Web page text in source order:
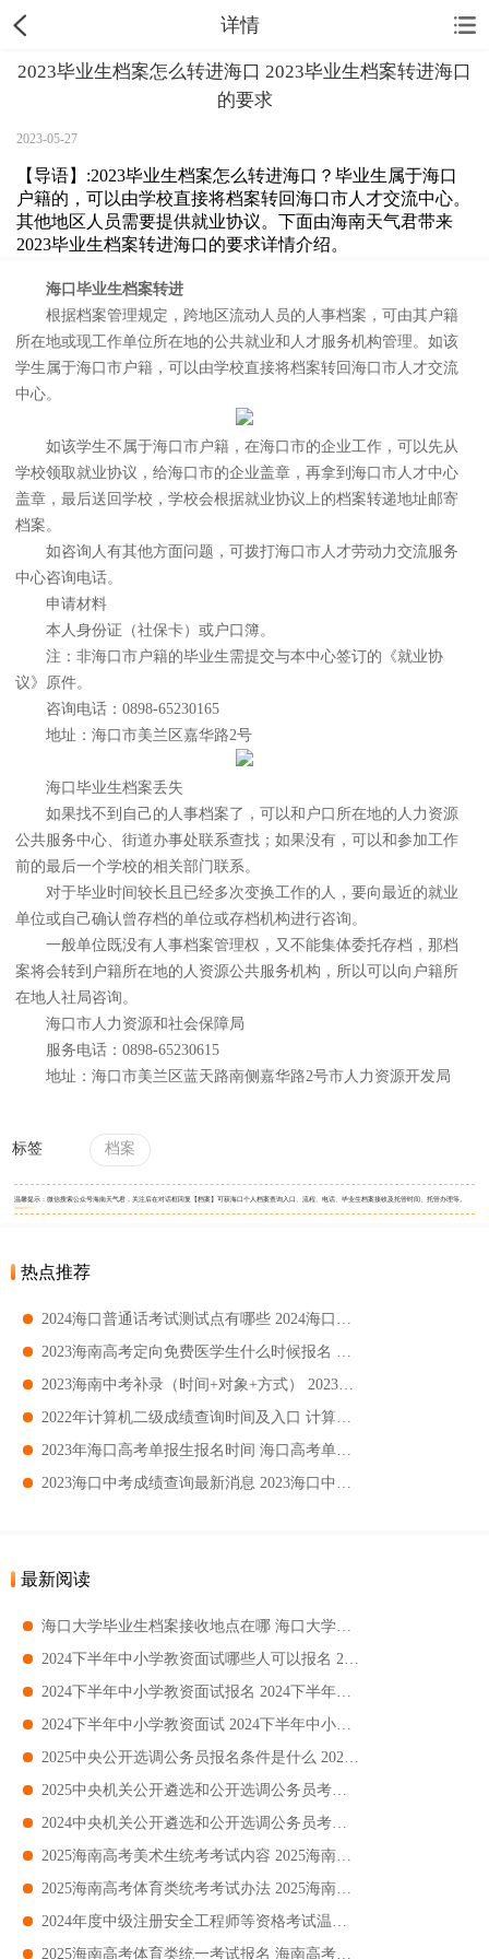
详情
2023毕业生档案怎么转进海口 2023毕业生档案转进海口
的要求
2023-05-27
【导语】:2023毕业生档案怎么转进海口？毕业生属于海口
户籍的，可以由学校直接将档案转回海口市人才交流中心。
其他地区人员需要提供就业协议。下面由海南天气君带来
2023毕业生档案转进海口的要求详情介绍。
海口毕业生档案转进
根据档案管理规定，跨地区流动人员的人事档案，可由其户籍
所在地或现工作单位所在地的公共就业和人才服务机构管理。如该
学生属于海口市户籍，可以由学校直接将档案转回海口市人才交流
中心。
如该学生不属于海口市户籍，在海口市的企业工作，可以先从
学校领取就业协议，给海口市的企业盖章，再拿到海口市人才中心
盖章，最后送回学校，学校会根据就业协议上的档案转递地址邮寄
档案。
如咨询人有其他方面问题，可拨打海口市人才劳动力交流服务
中心咨询电话。
申请材料
本人身份证（社保卡）或户口簿。
注：非海口市户籍的毕业生需提交与本中心签订的《就业协
议》原件。
咨询电话：0898-65230165
地址：海口市美兰区嘉华路2号
海口毕业生档案丢失
如果找不到自己的人事档案了，可以和户口所在地的人力资源
公共服务中心、街道办事处联系查找；如果没有，可以和参加工作
前的最后一个学校的相关部门联系。
对于毕业时间较长且已经多次变换工作的人，要向最近的就业
单位或自己确认曾存档的单位或存档机构进行咨询。
一般单位既没有人事档案管理权，又不能集体委托存档，那档
案将会转到户籍所在地的人资源公共服务机构，所以可以向户籍所
在地人社局咨询。
海口市人力资源和社会保障局
服务电话：0898-65230615
地址：海口市美兰区蓝天路南侧嘉华路2号市人力资源开发局
标签 档案
温馨提示：微信搜索公众号海南天气君，关注后在对话框回复【档案】可获海口个人档案查询入口、流程、电话、毕业生档案接收及托管时间、托管办理等。
热点推荐
最新阅读